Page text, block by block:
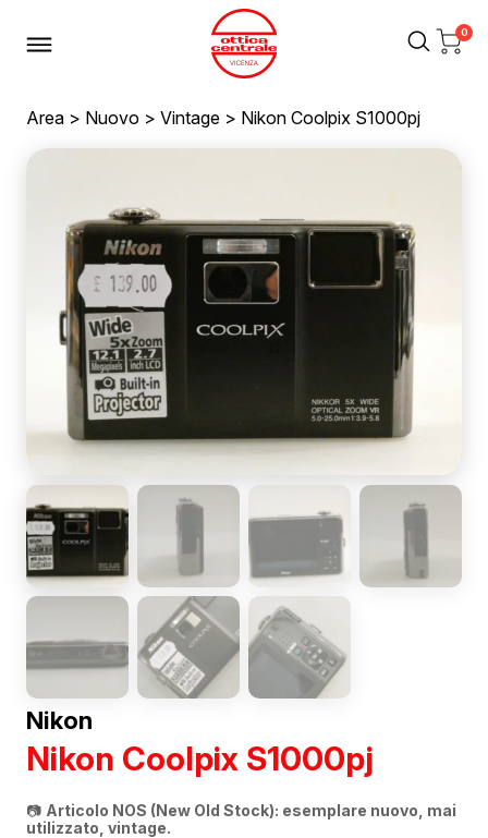
0
Area > Nuovo > Vintage > Nikon Coolpix S1000pj
Nikon
Nikon Coolpix S1000pj
📷 Articolo NOS (New Old Stock): esemplare nuovo, mai
utilizzato, vintage.